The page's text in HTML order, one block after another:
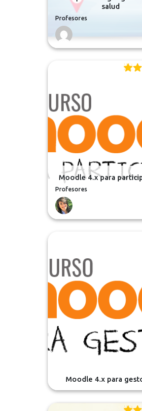
salud
Profesores
Moodle 4.x para
Profesores
Moodle 4.x para